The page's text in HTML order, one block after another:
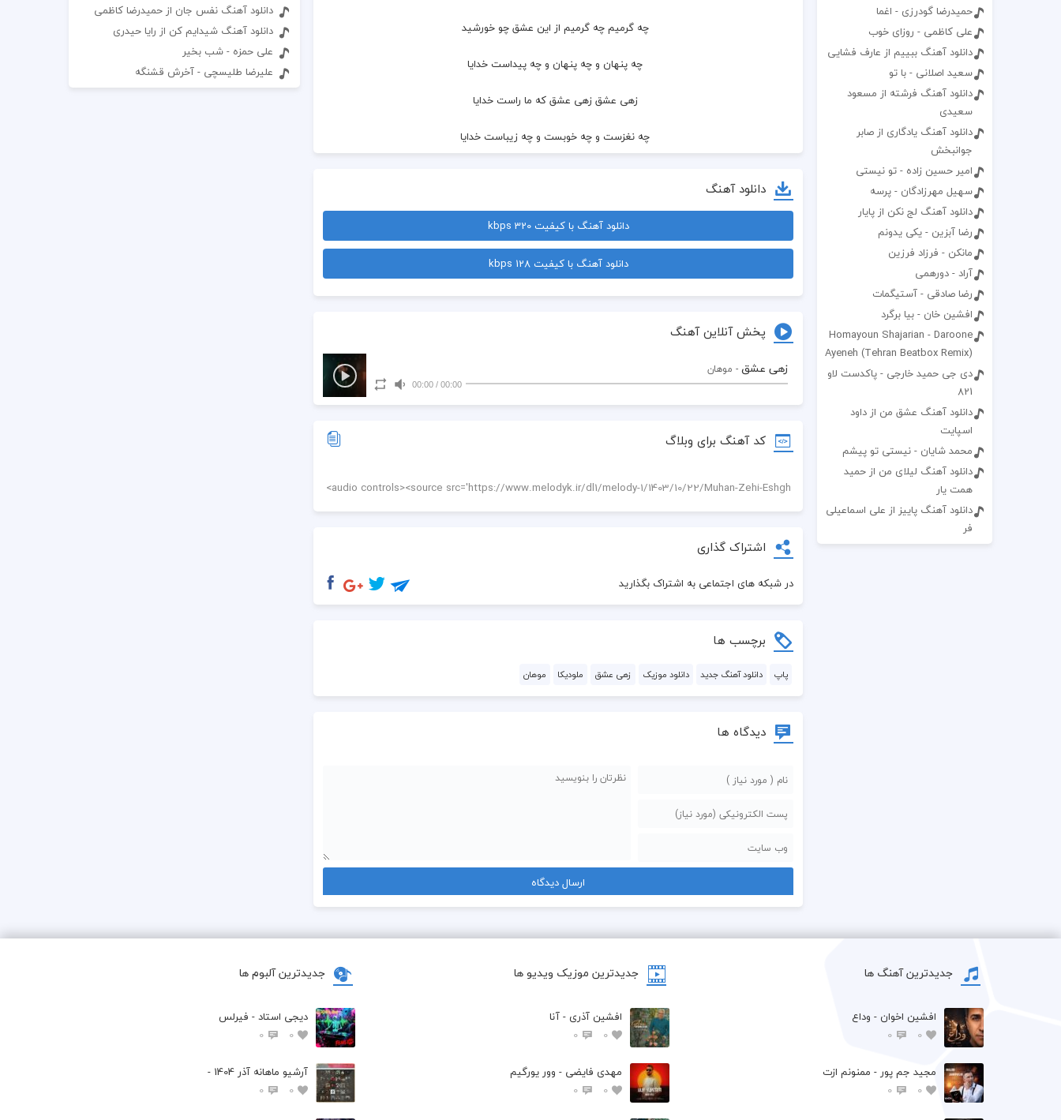
حمیدرضا گودرزی - اغما
علی کاظمی - روزای خوب
دانلود آهنگ ببییم از عارف فشایی
سعید اصلانی - با تو
دانلود آهنگ فرشته از مسعود
سعیدی
دانلود آهنگ یادگاری از صابر
جوانبخش
امیر حسین زاده - تو نیستی
سهیل مهرزادگان - پرسه
دانلود آهنگ لج نکن از پایار
رضا آبزین - یکی یدونم
مانکن - فرزاد فرزین
آراد - دورهمی
رضا صادقی - آستیگمات
افشین خان - بیا برگرد
Homayoun Shajarian - Daroone
Ayeneh (Tehran Beatbox Remix)
دی جی حمید خارجی - پاکدست لاو
821
دانلود آهنگ عشق من از داود
اسپایت
محمد شایان - نیستی تو پیشم
دانلود آهنگ لیلای من از حمید
همت یار
دانلود آهنگ پاییز از علی اسماعیلی
فر
  چه گرمیم چه گرمیم از این عشق چو خورشید
  چه پنهان و چه پنهان و چه پیداست خدایا
  زهی عشق زهی عشق که ما راست خدایا
  چه نغزست و چه خوبست و چه زیباست خدایا
دانلود آهنگ
دانلود آهنگ با کیفیت 320 kbps
دانلود آهنگ با کیفیت 128 kbps
پخش آنلاین آهنگ
زهی عشق - موهان
00:00
/
00:00
کد آهنگ برای وبلاگ
اشتراک گذاری
در شبکه های اجتماعی به اشتراک بگذارید
برچسب ها
پاپ دانلود آهنگ جدید دانلود موزیک زهی عشق ملودیکا موهان
دیدگاه ها
دانلود آهنگ نفس جان از حمیدرضا کاظمی
دانلود آهنگ شیدایم کن از رایا حیدری
علی حمزه - شب بخیر
علیرضا طلیسچی - آخرش قشنگه
جدیدترین آهنگ ها
افشين اخوان - وداع
0
0
مجید جم پور - ممنونم ازت
0
0
جدیدترین موزیک ویدیو ها
افشین آذری - آنا
0
0
مهدی فایضی - وور یورگیم
0
0
جدیدترین آلبوم ها
دیجی استاد - فیرلس
0
0
آرشیو ماهانه آذر 1404 -
0
0